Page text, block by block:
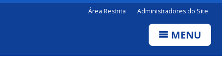
Área Restrita Administradores do Site
MENU